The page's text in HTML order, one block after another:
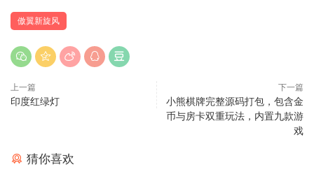
傲翼新旋风
上一篇
印度红绿灯
下一篇
小熊棋牌完整源码打包，包含金
币与房卡双重玩法，内置九款游
戏
猜你喜欢